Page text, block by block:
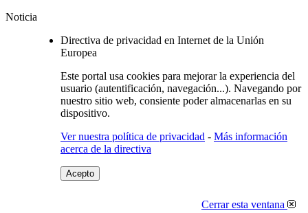
Noticia
Directiva de privacidad en Internet de la Unión
Europea
Este portal usa cookies para mejorar la experiencia del
usuario (autentificación, navegación...). Navegando por
nuestro sitio web, consiente poder almacenarlas en su
dispositivo.
Ver nuestra política de privacidad - Más información
acerca de la directiva
Acepto
Cerrar esta ventana